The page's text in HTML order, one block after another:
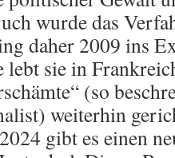
wurde das
daher 2009 ins
lebt sie in
(so
weiterhin
gibt es einen